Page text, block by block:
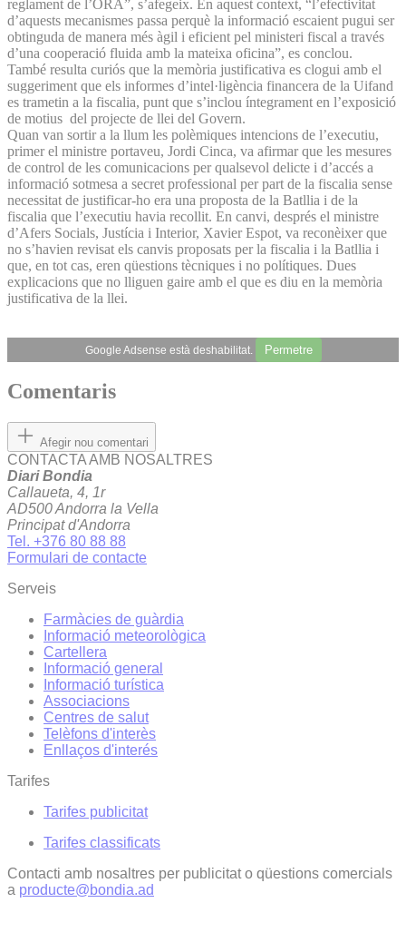
reglament de l’ORA”, s’afegeix. En aquest context, “l’efectivitat
d’aquests mecanismes passa perquè la informació escaient pugui ser
obtinguda de manera més àgil i eficient pel ministeri fiscal a través
d’una cooperació fluida amb la mateixa oficina”, es conclou.
També resulta curiós que la memòria justificativa es clogui amb el
suggeriment que els informes d’intel·ligència financera de la Uifand
es trametin a la fiscalia, punt que s’inclou íntegrament en l’exposició
de motius del projecte de llei del Govern.
Quan van sortir a la llum les polèmiques intencions de l’executiu,
primer el ministre portaveu, Jordi Cinca, va afirmar que les mesures
de control de les comunicacions per qualsevol delicte i d’accés a
informació sotmesa a secret professional per part de la fiscalia sense
necessitat de justificar-ho era una proposta de la Batllia i de la
fiscalia que l’executiu havia recollit. En canvi, després el ministre
d’Afers Socials, Justícia i Interior, Xavier Espot, va reconèixer que
no s’havien revisat els canvis proposats per la fiscalia i la Batllia i
que, en tot cas, eren qüestions tècniques i no polítiques. Dues
explicacions que no lliguen gaire amb el que es diu en la memòria
justificativa de la llei.
Google Adsense està deshabilitat. Permetre
Comentaris
Afegir nou comentari
CONTACTA AMB NOSALTRES
Diari Bondia
Callaueta, 4, 1r
AD500 Andorra la Vella
Principat d'Andorra
Tel. +376 80 88 88
Formulari de contacte
Serveis
Farmàcies de guàrdia
Informació meteorològica
Cartellera
Informació general
Informació turística
Associacions
Centres de salut
Telèfons d'interès
Enllaços d'interés
Tarifes
Tarifes publicitat
Tarifes classificats
Contacti amb nosaltres per publicitat o qüestions comercials
a producte@bondia.ad